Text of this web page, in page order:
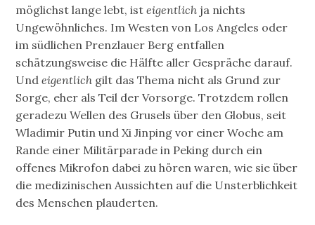
möglichst lange lebt, isteigentlich ja nichts
Ungewöhnliches. Im Westen von Los Angeles oder
im südlichen Prenzlauer Berg entfallen
schätzungsweise die Hälfte aller Gespräche darauf.
Undeigentlich gilt das Thema nicht als Grund zur
Sorge, eher als Teil der Vorsorge. Trotzdem rollen
geradezu Wellen des Grusels über den Globus, seit
Wladimir Putin und Xi Jinping vor einer Woche am
Rande einer Militärparade in Peking durch ein
offenes Mikrofon dabei zu hören waren, wie sie über
die medizinischen Aussichten auf die Unsterblichkeit
des Menschen plauderten.